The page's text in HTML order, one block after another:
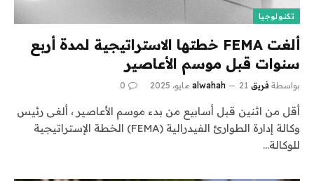
تكنولوجيا
ألغت FEMA خطتها الاستراتيجية لمدة أربع
سنوات قبل موسم الأعاصير
بواسطة فريق alwahah 21 مايو، 2025 0
أقل من اثنين قبل أسابيع من بدء موسم الأعاصير ، ألغى رئيس
وكالة إدارة الطوارئ الفيدرالية (FEMA) الخطة الإستراتيجية
للوكالة…